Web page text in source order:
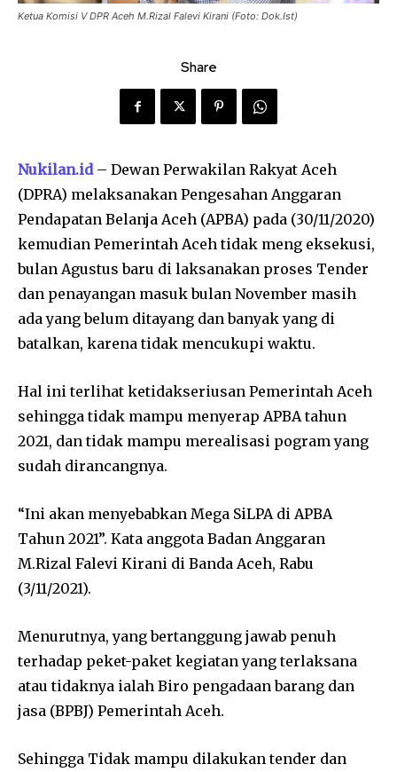
Ketua Komisi V DPR Aceh M.Rizal Falevi Kirani (Foto: Dok.Ist)
Share
Nukilan.id– Dewan Perwakilan Rakyat Aceh
(DPRA) melaksanakan Pengesahan Anggaran
Pendapatan Belanja Aceh (APBA) pada (30/11/2020)
kemudian Pemerintah Aceh tidak meng eksekusi,
bulan Agustus baru di laksanakan proses Tender
dan penayangan masuk bulan November masih
ada yang belum ditayang dan banyak yang di
batalkan, karena tidak mencukupi waktu.
Hal ini terlihat ketidakseriusan Pemerintah Aceh
sehingga tidak mampu menyerap APBA tahun
2021, dan tidak mampu merealisasi pogram yang
sudah dirancangnya.
“Ini akan menyebabkan Mega SiLPA di APBA
Tahun 2021”. Kata anggota Badan Anggaran
M.Rizal Falevi Kirani di Banda Aceh, Rabu
(3/11/2021).
Menurutnya, yang bertanggung jawab penuh
terhadap peket-paket kegiatan yang terlaksana
atau tidaknya ialah Biro pengadaan barang dan
jasa (BPBJ) Pemerintah Aceh.
Sehingga Tidak mampu dilakukan tender dan